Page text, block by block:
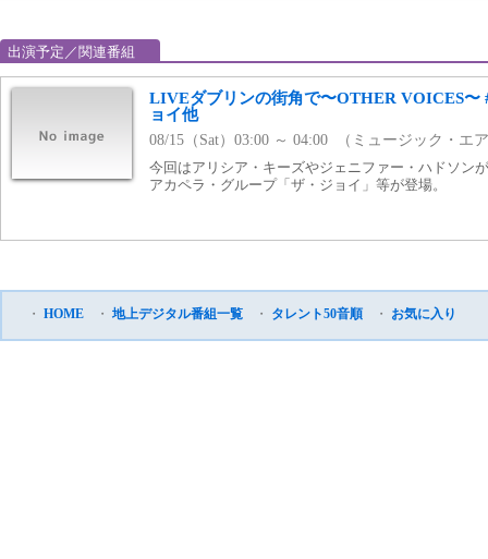
出演予定／関連番組
LIVEダブリンの街角で〜OTHER VOICES〜
ョイ他
08/15（Sat）03:00 ～ 04:00 （ミュージック・エ
今回はアリシア・キーズやジェニファー・ハドソン
アカペラ・グループ「ザ・ジョイ」等が登場。
・ HOME ・ 地上デジタル番組一覧 ・ タレント50音順 ・ お気に入り